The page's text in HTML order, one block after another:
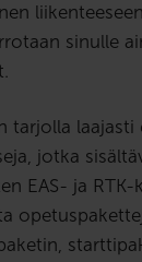
sinulle
tarjolla laajasti
jotka
EAS- ja